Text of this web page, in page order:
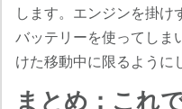
します。エンジンを掛け
バッテリーを使ってしま
けた移動中に限るように
まとめ：これ